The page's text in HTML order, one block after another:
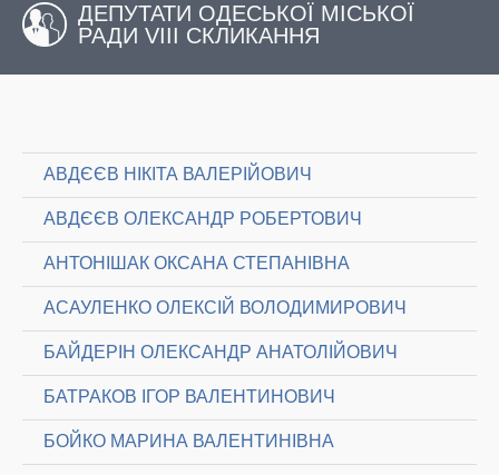
ДЕПУТАТИ ОДЕСЬКОЇ МІСЬКОЇ
РАДИ VIII СКЛИКАННЯ
АВДЄЄВ НІКІТА ВАЛЕРІЙОВИЧ
АВДЄЄВ ОЛЕКСАНДР РОБЕРТОВИЧ
АНТОНІШАК ОКСАНА СТЕПАНІВНА
АСАУЛЕНКО ОЛЕКСІЙ ВОЛОДИМИРОВИЧ
БАЙДЕРІН ОЛЕКСАНДР АНАТОЛІЙОВИЧ
БАТРАКОВ ІГОР ВАЛЕНТИНОВИЧ
БОЙКО МАРИНА ВАЛЕНТИНІВНА